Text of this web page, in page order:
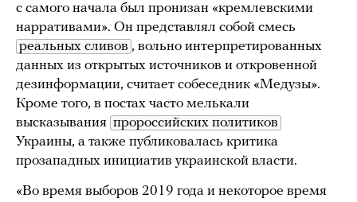
с самого начала был пронизан «кремлевскими
нарративами». Он представлял собой смесь
реальных сливов , вольно интерпретированных
данных из открытых источников и откровенной
дезинформации, считает собеседник «Медузы».
Кроме того, в постах часто мелькали
высказывания пророссийских политиков
Украины, а также публиковалась критика
прозападных инициатив украинской власти.
«Во время выборов 2019 года и некоторое время